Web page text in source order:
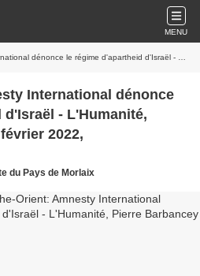
MENU
régime d'apartheid d'Israël - L'Humanité, Pierre Barbancey - 2 février 2022,
International dénonce
d'Israël - L'Humanité,
2022,
du Pays de Morlaix